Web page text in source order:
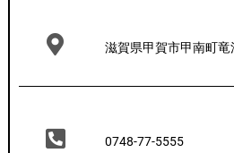
滋賀県甲賀市甲南町竜
0748-77-5555